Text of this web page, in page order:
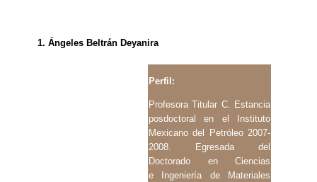
1. Ángeles Beltrán Deyanira
Perfil:
Profesora Titular C. Estancia
posdoctoral en el Instituto
Mexicano del Petróleo 2007-
2008. Egresada del
Doctorado en Ciencias
e Ingeniería de Materiales